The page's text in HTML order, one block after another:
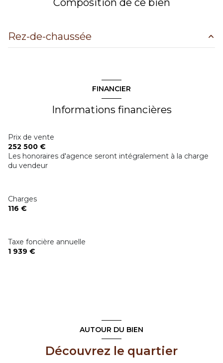
-1 côté(s) mitoyen(s)
Rez-de-chaussée
chambre 1
chambre 2
14.25 m²
salle de bain
FINANCIER
Informations financières
Prix de vente
252 500 €
Les honoraires d'agence seront intégralement à la charge
du vendeur
Charges
116 €
Taxe foncière annuelle
1 939 €
AUTOUR DU BIEN
Découvrez le quartier